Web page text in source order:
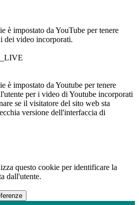
è impostato da YouTube per tenere
dei video incorporati.
è impostato da Youtube per tenere
per i video di Youtube incorporati
se il visitatore del sito web sta
versione dell'interfaccia di
questo cookie per identificare la
dall'utente.